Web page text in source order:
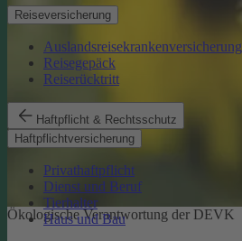
Reiseversicherung
Auslandsreisekrankenversicherung
Reisegepäck
Reiserücktritt
Haftpflicht & Rechtsschutz
Haftpflichtversicherung
Privathaftpflicht
Dienst und Beruf
Tierhalter
Haus und Bau
Ökologische Verantwortung der DEVK